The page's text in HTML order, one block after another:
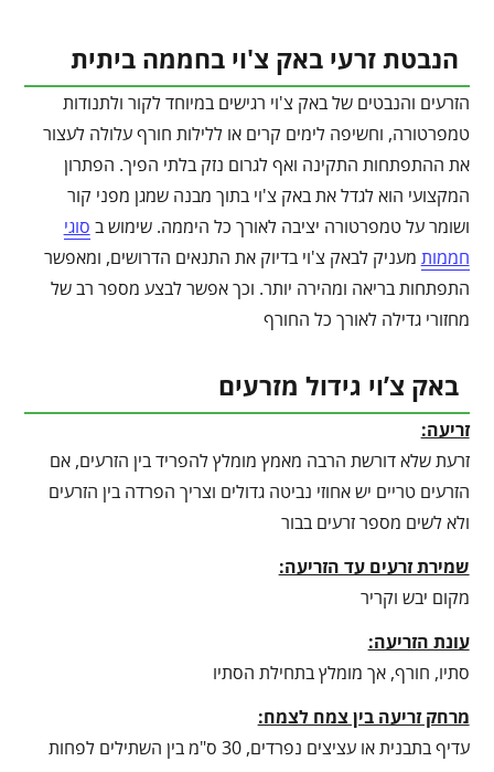
הנבטת זרעי באק צ'וי בחממה ביתית
הזרעים והנבטים של באק צ'וי רגישים במיוחד לקור ולתנודות
טמפרטורה, וחשיפה לימים קרים או ללילות חורף עלולה לעצור
את ההתפתחות התקינה ואף לגרום נזק בלתי הפיך. הפתרון
המקצועי הוא לגדל את באק צ'וי בתוך מבנה שמגן מפני קור
ושומר על טמפרטורה יציבה לאורך כל היממה. שימוש ב סוגי
חממות מעניק לבאק צ'וי בדיוק את התנאים הדרושים, ומאפשר
התפתחות בריאה ומהירה יותר. וכך אפשר לבצע מספר רב של
מחזורי גדילה לאורך כל החורף
באק צ’וי גידול מזרעים
זריעה:
זרעת שלא דורשת הרבה מאמץ מומלץ להפריד בין הזרעים, אם
הזרעים טריים יש אחוזי נביטה גדולים וצריך הפרדה בין הזרעים
ולא לשים מספר זרעים בבור
שמירת זרעים עד הזריעה:
מקום יבש וקריר
עונת הזריעה:
סתיו, חורף, אך מומלץ בתחילת הסתיו
מרחק זריעה בין צמח לצמח:
עדיף בתבנית או עציצים נפרדים, 30 ס"מ בין השתילים לפחות